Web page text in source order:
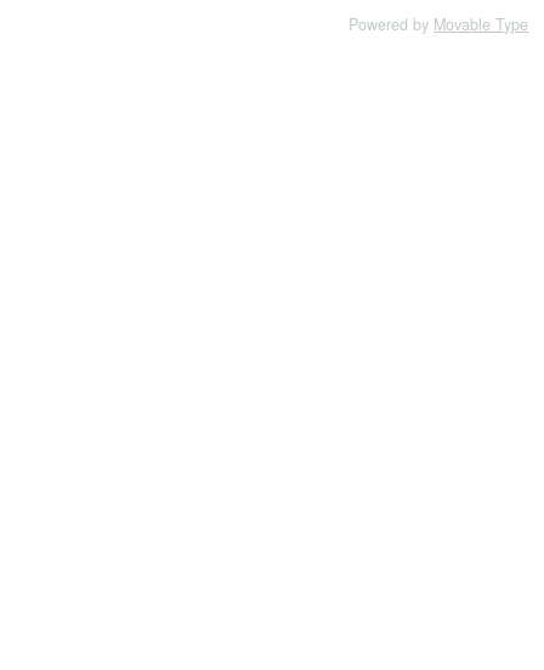
Powered by Movable Type